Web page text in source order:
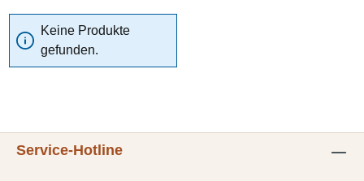
Keine Produkte
gefunden.
Service-Hotline